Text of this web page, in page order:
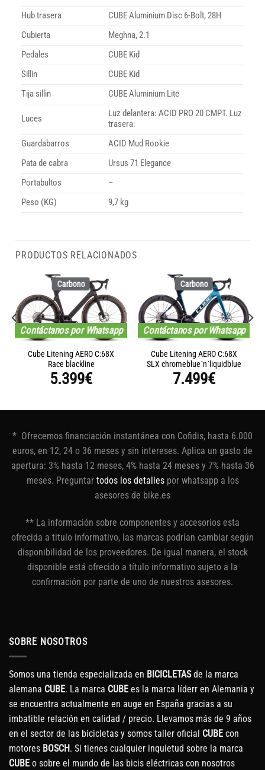
Hub trasera
CUBE Aluminium Disc 6-Bolt, 28H
Cubierta
Meghna, 2.1
Pedales
CUBE Kid
Sillin
CUBE Kid
Tija sillin
CUBE Aluminium Lite
Luces
Luz delantera: ACID PRO 20 CMPT. Luz
trasera:
Guardabarros
ACID Mud Rookie
Pata de cabra
Ursus 71 Elegance
Portabultos
–
Peso (KG)
9,7 kg
PRODUCTOS RELACIONADOS
Carbono
Contáctanos por Whatsapp
Cube Litening AERO C:68X
Race blackline
5.399€
Carbono
Contáctanos por Whatsapp
Cube Litening AERO C:68X
SLX chromeblue´n´liquidblue
7.499€
* Ofrecemos financiación instantánea con Cofidis, hasta 6.000
euros, en 12, 24 o 36 meses y sin intereses. Aplica un gasto de
apertura: 3% hasta 12 meses, 4% hasta 24 meses y 7% hasta 36
meses. Preguntar todos los detallespor whatsapp a los
asesores de bike.es
** La información sobre componentes y accesorios esta
ofrecida a titulo informativo, las marcas podrían cambiar según
disponibilidad de los proveedores. De igual manera, el stock
disponible está ofrecido a título informativo sujeto a la
confirmación por parte de uno de nuestros asesores.
SOBRE NOSOTROS
Somos una tienda especializada en BICICLETASde la marca
alemana CUBE. La marca CUBE es la marca líderr en Alemania y
se encuentra actualmente en auge en España gracias a su
imbatible relación en calidad / precio. Llevamos más de 9 años
en el sector de las bicicletas y somos taller oficial CUBE con
motores BOSCH. Si tienes cualquier inquietud sobre la marca
CUBE o sobre el mundo de las bicis eléctricas con nosotros